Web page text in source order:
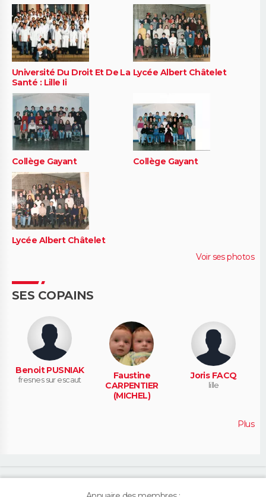
Université Du Droit Et De La
Santé : Lille Ii
Lycée Albert Châtelet
Collège Gayant Collège Gayant
Lycée Albert Châtelet
Voir ses photos
SES COPAINS
Benoit PUSNIAK
fresnes sur escaut
Faustine
CARPENTIER
(MICHEL)
Joris FACQ
lille
Plus